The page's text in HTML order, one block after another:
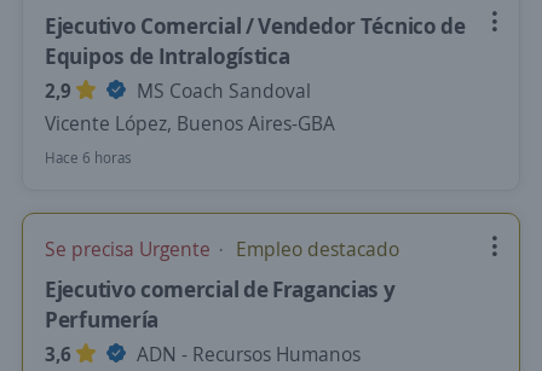
Ejecutivo Comercial / Vendedor Técnico de
Equipos de Intralogística
2,9
MS Coach Sandoval
Vicente López, Buenos Aires-GBA
Hace 6 horas
Se precisa Urgente Empleo destacado
Ejecutivo comercial de Fragancias y
Perfumería
3,6
ADN - Recursos Humanos